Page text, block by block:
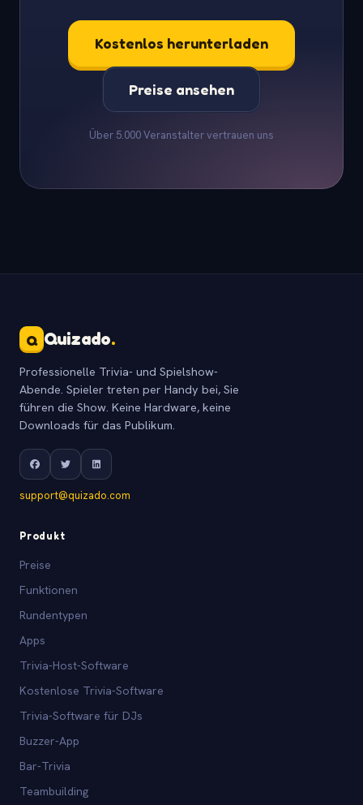
Kostenlos herunterladen
Preise ansehen
Über 5.000 Veranstalter vertrauen uns
Q Quizado.
Professionelle Trivia- und Spielshow-
Abende. Spieler treten per Handy bei, Sie
führen die Show. Keine Hardware, keine
Downloads für das Publikum.
support@quizado.com
Produkt
Preise
Funktionen
Rundentypen
Apps
Trivia-Host-Software
Kostenlose Trivia-Software
Trivia-Software für DJs
Buzzer-App
Bar-Trivia
Teambuilding